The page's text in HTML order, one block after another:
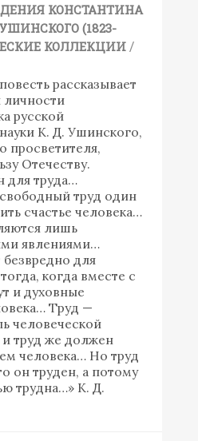
КОНСТАНТИНА
(1823-
КОЛЛЕКЦИИ /
рассказывает
русской
К. Д. Ушинского,
просветителя,
Отечеству.
для труда…
труд один
счастье человека…
лишь
явлениями…
безвредно для
когда вместе с
и духовные
Труд —
человеческой
и труд же должен
человека… Но труд
он труден, а потому
трудна…» К. Д.